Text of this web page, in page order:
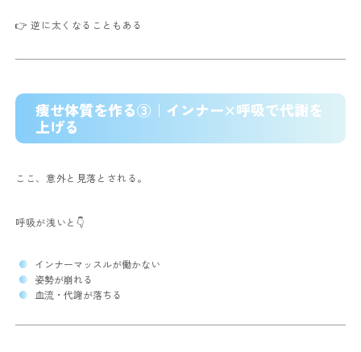
👉 逆に太くなることもある
痩せ体質を作る③｜インナー×呼吸で代謝を
上げる
ここ、意外と見落とされる。
呼吸が浅いと👇
インナーマッスルが働かない
姿勢が崩れる
血流・代謝が落ちる